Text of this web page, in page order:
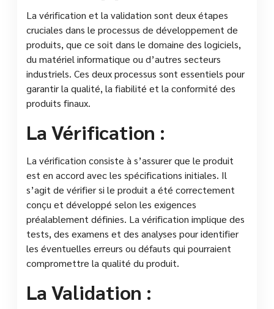
La vérification et la validation sont deux étapes
cruciales dans le processus de développement de
produits, que ce soit dans le domaine des logiciels,
du matériel informatique ou d’autres secteurs
industriels. Ces deux processus sont essentiels pour
garantir la qualité, la fiabilité et la conformité des
produits finaux.
La Vérification :
La vérification consiste à s’assurer que le produit
est en accord avec les spécifications initiales. Il
s’agit de vérifier si le produit a été correctement
conçu et développé selon les exigences
préalablement définies. La vérification implique des
tests, des examens et des analyses pour identifier
les éventuelles erreurs ou défauts qui pourraient
compromettre la qualité du produit.
La Validation :